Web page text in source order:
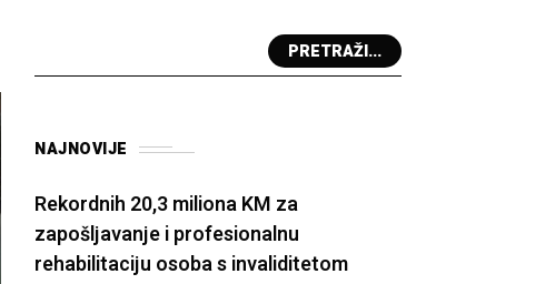
PRETRAŽI...
NAJNOVIJE
Rekordnih 20,3 miliona KM za
zapošljavanje i profesionalnu
rehabilitaciju osoba s invaliditetom